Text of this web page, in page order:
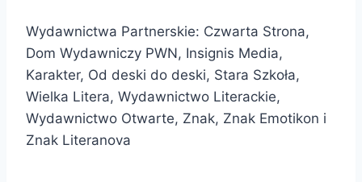
Wydawnictwa Partnerskie: Czwarta Strona,
Dom Wydawniczy PWN, Insignis Media,
Karakter, Od deski do deski, Stara Szkoła,
Wielka Litera, Wydawnictwo Literackie,
Wydawnictwo Otwarte, Znak, Znak Emotikon i
Znak Literanova